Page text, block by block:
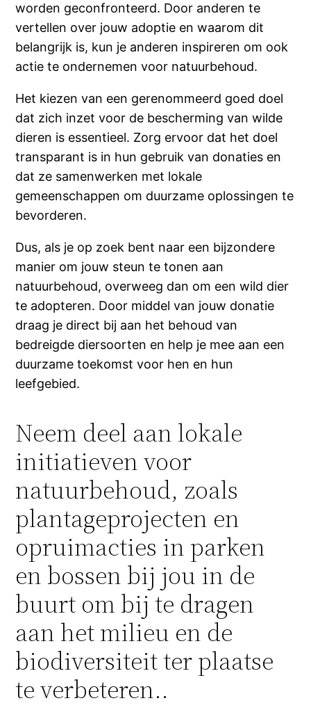
worden geconfronteerd. Door anderen te
vertellen over jouw adoptie en waarom dit
belangrijk is, kun je anderen inspireren om ook
actie te ondernemen voor natuurbehoud.
Het kiezen van een gerenommeerd goed doel
dat zich inzet voor de bescherming van wilde
dieren is essentieel. Zorg ervoor dat het doel
transparant is in hun gebruik van donaties en
dat ze samenwerken met lokale
gemeenschappen om duurzame oplossingen te
bevorderen.
Dus, als je op zoek bent naar een bijzondere
manier om jouw steun te tonen aan
natuurbehoud, overweeg dan om een ​​wild dier
te adopteren. Door middel van jouw donatie
draag je direct bij aan het behoud van
bedreigde diersoorten en help je mee aan een
duurzame toekomst voor hen en hun
leefgebied.
Neem deel aan lokale
initiatieven voor
natuurbehoud, zoals
plantageprojecten en
opruimacties in parken
en bossen bij jou in de
buurt om bij te dragen
aan het milieu en de
biodiversiteit ter plaatse
te verbeteren..